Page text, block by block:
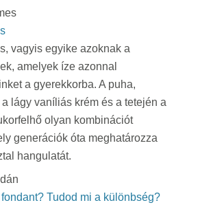
vagyis egyike azoknak a
amelyek íze azonnal
a gyerekkorba. A puha,
lágy vaníliás krém és a tetején a
olyan kombinációt
generációk óta meghatározza
hangulatát.
Tudod mi a különbség?